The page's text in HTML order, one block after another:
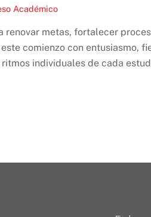
Académico
renovar metas, fortalecer
comienzo con entusiasmo,
individuales de cada